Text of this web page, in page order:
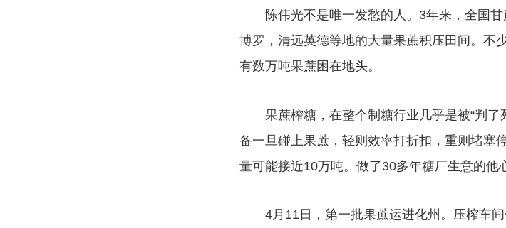
陈伟光不是唯一发愁的人。3年来，全国甘
博罗，清远英德等地的大量果蔗积压田间。不
有数万吨果蔗困在地头。
果蔗榨糖，在整个制糖行业几乎是被“判了
备一旦碰上果蔗，轻则效率打折扣，重则堵塞
量可能接近10万吨。做了30多年糖厂生意的他
4月11日，第一批果蔗运进化州。压榨车间